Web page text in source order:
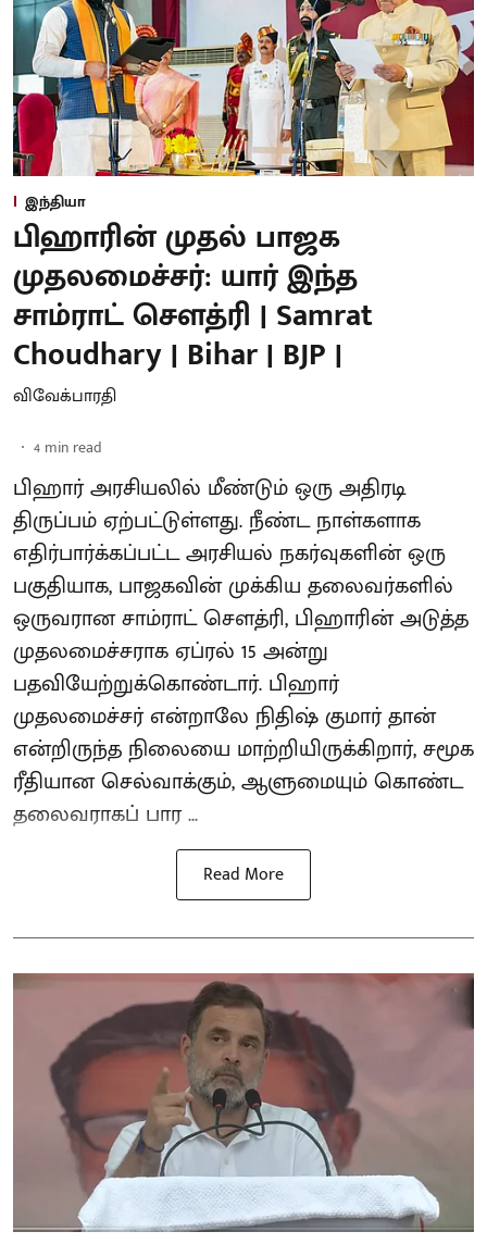
இந்தியா
பிஹாரின் முதல் பாஜக
முதலமைச்சர்: யார் இந்த
சாம்ராட் சௌத்ரி | Samrat
Choudhary | Bihar | BJP |
விவேக்பாரதி
4 min read
பிஹார் அரசியலில் மீண்டும் ஒரு அதிரடி
திருப்பம் ஏற்பட்டுள்ளது. நீண்ட நாள்களாக
எதிர்பார்க்கப்பட்ட அரசியல் நகர்வுகளின் ஒரு
பகுதியாக, பாஜகவின் முக்கிய தலைவர்களில்
ஒருவரான சாம்ராட் சௌத்ரி, பிஹாரின் அடுத்த
முதலமைச்சராக ஏப்ரல் 15 அன்று
பதவியேற்றுக்கொண்டார். பிஹார்
முதலமைச்சர் என்றாலே நிதிஷ் குமார் தான்
என்றிருந்த நிலையை மாற்றியிருக்கிறார், சமூக
ரீதியான செல்வாக்கும், ஆளுமையும் கொண்ட
தலைவராகப் பார ...
Read More